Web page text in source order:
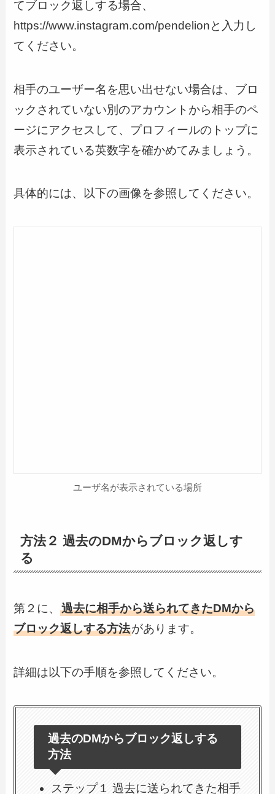
てブロック返しする場合、
https://www.instagram.com/pendelionと入力し
てください。
相手のユーザー名を思い出せない場合は、ブロ
ックされていない別のアカウントから相手のペ
ージにアクセスして、プロフィールのトップに
表示されている英数字を確かめてみましょう。
具体的には、以下の画像を参照してください。
ユーザ名が表示されている場所
方法２ 過去のDMからブロック返しす
る
第２に、過去に相手から送られてきたDMから
ブロック返しする方法があります。
詳細は以下の手順を参照してください。
過去のDMからブロック返しする
方法
ステップ１ 過去に送られてきた相手